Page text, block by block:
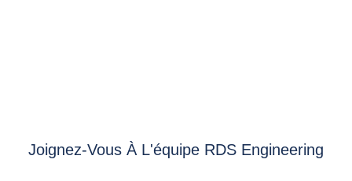
Joignez-Vous À L'équipe RDS Engineering